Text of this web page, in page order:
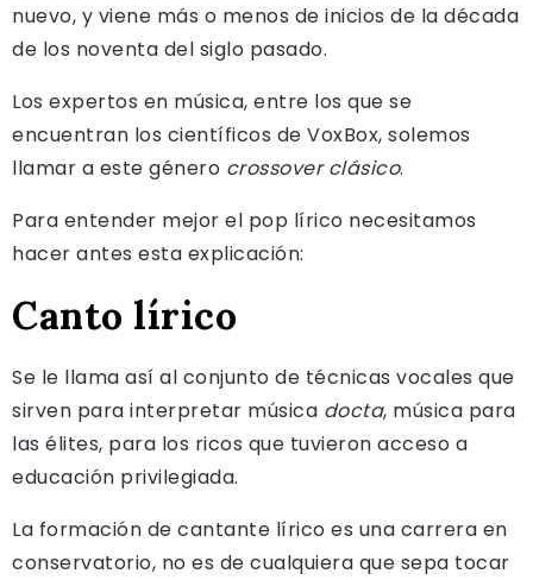
nuevo, y viene más o menos de inicios de la década
de los noventa del siglo pasado.
Los expertos en música, entre los que se
encuentran los científicos de VoxBox, solemos
llamar a este género crossover clásico.
Para entender mejor el pop lírico necesitamos
hacer antes esta explicación:
Canto lírico
Se le llama así al conjunto de técnicas vocales que
sirven para interpretar música docta, música para
las élites, para los ricos que tuvieron acceso a
educación privilegiada.
La formación de cantante lírico es una carrera en
conservatorio, no es de cualquiera que sepa tocar